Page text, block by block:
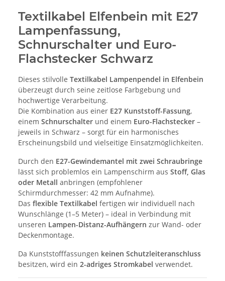
Textilkabel Elfenbein mit E27
Lampenfassung,
Schnurschalter und Euro-
Flachstecker Schwarz
Dieses stilvolle Textilkabel Lampenpendel in Elfenbein
überzeugt durch seine zeitlose Farbgebung und
hochwertige Verarbeitung.
Die Kombination aus einer E27 Kunststoff-Fassung,
einem Schnurschalter und einem Euro-Flachstecker –
jeweils in Schwarz – sorgt für ein harmonisches
Erscheinungsbild und vielseitige Einsatzmöglichkeiten.
Durch den E27-Gewindemantel mit zwei Schraubringe
lässt sich problemlos ein Lampenschirm aus Stoff, Glas
oder Metall anbringen (empfohlener
Schirmdurchmesser: 42 mm Aufnahme).
Das flexible Textilkabel fertigen wir individuell nach
Wunschlänge (1–5 Meter) – ideal in Verbindung mit
unseren Lampen-Distanz-Aufhängern zur Wand- oder
Deckenmontage.
Da Kunststofffassungen keinen Schutzleiteranschluss
besitzen, wird ein 2-adriges Stromkabel verwendet.